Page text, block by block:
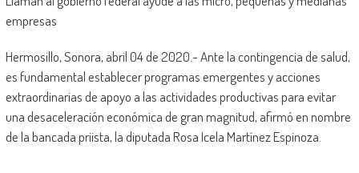
empresas
Hermosillo, Sonora, abril 04 de 2020.- Ante la contingencia de salud,
es fundamental establecer programas emergentes y acciones
extraordinarias de apoyo a las actividades productivas para evitar
una desaceleración económica de gran magnitud, afirmó en nombre
de la bancada priista, la diputada Rosa Icela Martínez Espinoza.